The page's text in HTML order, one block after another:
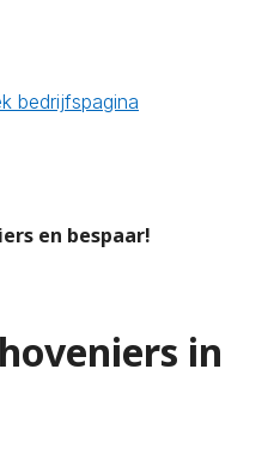
bedrijfspagina
en bespaar!
in